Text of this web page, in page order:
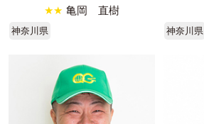
★★ 亀岡 直樹
神奈川県 神奈川県